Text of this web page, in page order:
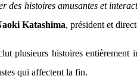
histoires amusantes et
Katashima, président et
histoires entièrement
qui affectent la fin.